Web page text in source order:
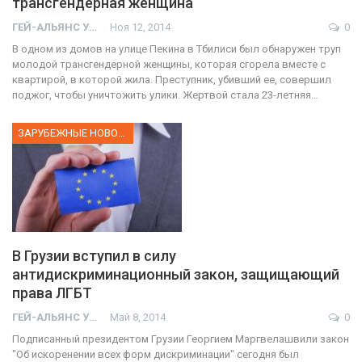
ГЕЙ-АЛЬЯНС УКРАИНА Ноя 12, 2014
0
В одном из домов на улице Пекина в Тбилиси был обнаружен труп
молодой трансгендерной женщины, которая сгорела вместе с
квартирой, в которой жила. Преступник, убивший ее, совершил
поджог, чтобы уничтожить улики. Жертвой стала 23-летняя…
ЗАРУБЕЖНЫЕ НОВОСТИ
В Грузии вступил в силу
антидискриминационный закон, защищающий
права ЛГБТ
ГЕЙ-АЛЬЯНС УКРАИНА Май 8, 2014
0
Подписанный президентом Грузии Георгием Маргвелашвили закон
"Об искоренении всех форм дискриминации" сегодня был